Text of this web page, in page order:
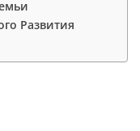
Развития